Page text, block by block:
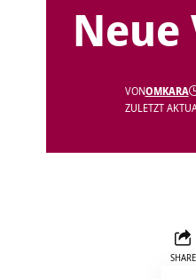
Neue
ZULETZT
VONOMKARA
SHARE